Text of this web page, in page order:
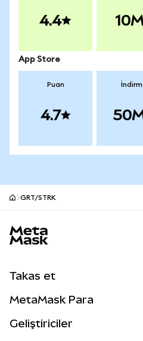
4.4
App Store
Puan
4.7
GRT/STRK
Takas et
Perps
MetaMask Para
Geliştiriciler